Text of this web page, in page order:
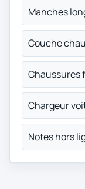
Manches
Couche
Chaussures
Chargeur
Notes hors